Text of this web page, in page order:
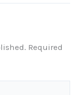
Required